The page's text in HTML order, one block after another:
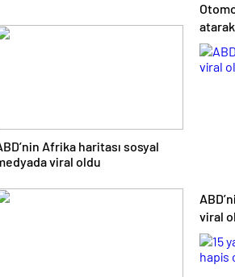
Afrika haritası sosyal
viral oldu
viral